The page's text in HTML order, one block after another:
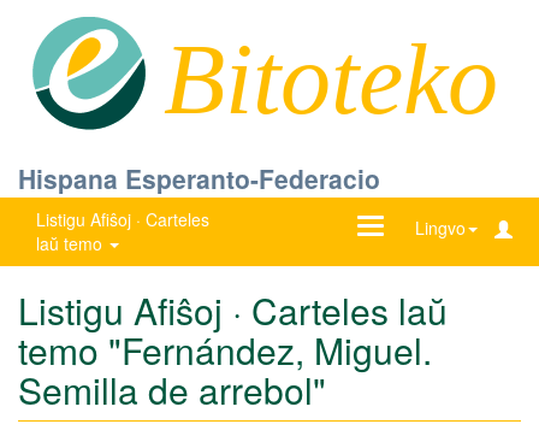
Bitoteko
Hispana Esperanto-Federacio
Listigu Afiŝoj · Carteles
laŭ temo
Lingvo
Ŝanĝu
Listigu Afiŝoj · Carteles laŭ
temo "Fernández, Miguel.
Semilla de arrebol"